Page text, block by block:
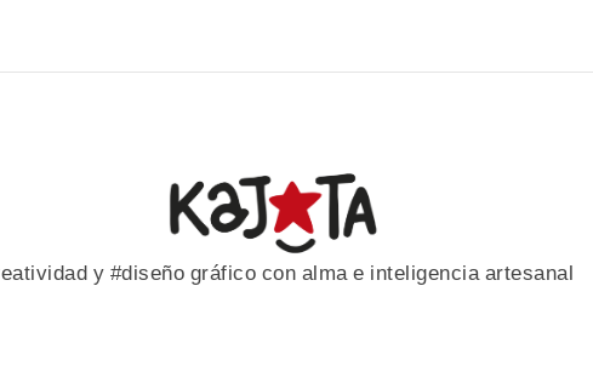
y #diseño gráfico con alma e inteligencia artesanal